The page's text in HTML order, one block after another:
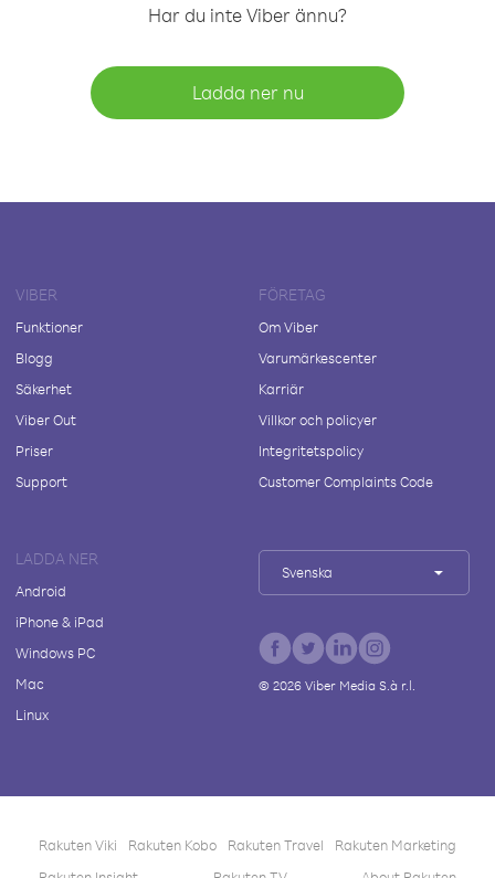
Har du inte Viber ännu?
Ladda ner nu
VIBER
Funktioner
Blogg
Säkerhet
Viber Out
Priser
Support
FÖRETAG
Om Viber
Varumärkescenter
Karriär
Villkor och policyer
Integritetspolicy
Customer Complaints Code
LADDA NER
Android
iPhone & iPad
Windows PC
Mac
Linux
Svenska
© 2026Viber Media S.à r.l.
Rakuten Viki Rakuten Kobo Rakuten Travel
Rakuten Marketing